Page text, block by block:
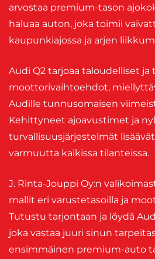
arvostaa premium-tason
haluaa auton, joka toimii
kaupunkiajossa ja arjen
Audi Q2 tarjoaa taloudelliset ja
moottorivaihtoehdot,
Audille tunnusomaisen
Kehittyneet ajoavustimet ja
turvallisuusjärjestelmät
varmuutta kaikissa tilanteissa.
J. Rinta-Jouppi Oy:n
mallit eri varustetasoilla ja
Tutustu tarjontaan ja löydä
joka vastaa juuri sinun
ensimmäinen premium-auto